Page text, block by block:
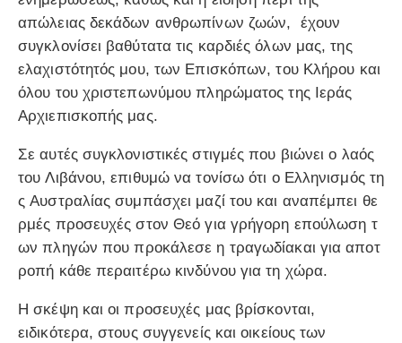
απώλειας δεκάδων ανθρωπίνων ζωών, έχουν
συγκλονίσει βαθύτατα τις καρδιές όλων μας, της
ελαχιστότητός μου, των Επισκόπων, του Κλήρου και
όλου του χριστεπωνύμου πληρώματος της Ιεράς
Αρχιεπισκοπής μας.
Σε αυτές συγκλονιστικές στιγμές που βιώνει ο λαός
του Λιβάνου, επιθυμώ να τονίσω ότι ο Ελληνισμός τη
ς Αυστραλίας συμπάσχει μαζί του και αναπέμπει θε
ρμές προσευχές στον Θεό για γρήγορη επούλωση τ
ων πληγών που προκάλεσε η τραγωδίακαι για αποτ
ροπή κάθε περαιτέρω κινδύνου για τη χώρα.
Η σκέψη και οι προσευχές μας βρίσκονται,
ειδικότερα, στους συγγενείς και οικείους των